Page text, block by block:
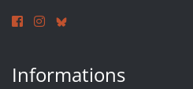
Informations